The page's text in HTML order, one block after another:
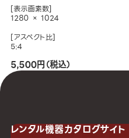
[表示画素数]
1280 × 1024
[アスペクト比]
5:4
5,500円（税込）
レンタル機器カタログサイト